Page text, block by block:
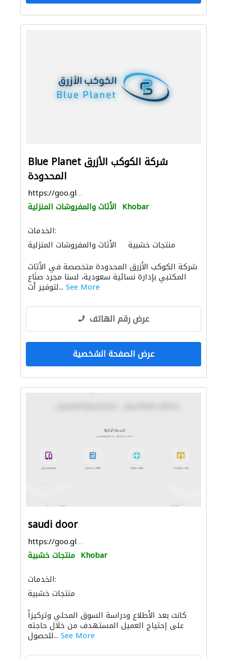
Blue Planet شركة الكوكب الأزرق
المحدودة
https://goo.gl/maps/dqsLh65K7z273Nmg7
الأثاث والمفروشات المنزلية Khobar
الخدمات:
الأثاث والمفروشات المنزلية
منتجات خشبية
شركة الكوكب الأزرق المحدودة متخصصة في الأثاث
المكتبي بإدارة نسائية سعودية، لسنا مجرد صنَاع
لتوفير أث... See More
عرض رقم الهاتف
عرض الصفحة الشخصية
saudi door
https://goo.gl/maps/C5bxfPZSPWJGh1dw9
منتجات خشبية Khobar
الخدمات:
منتجات خشبية
كانت بعد الأطلاع ودراسة السوق المحلي وتركيزاً
على إحتياج العميل المستهدف من خلال حاجته
للحصول... See More